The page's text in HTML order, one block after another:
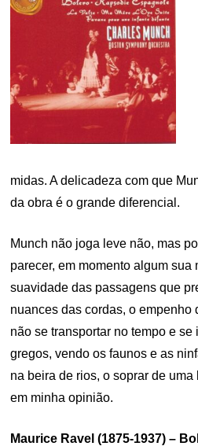
midas. A delicadeza com que
da obra é o grande diferencial.
Munch não joga leve não, mas
parecer, em momento algum sua
suavidade das passagens que
nuances das cordas, o empenho
não se transportar no tempo e
gregos, vendo os faunos e as
na beira de rios, o soprar de
em minha opinião.
Maurice Ravel (1875-1937) –